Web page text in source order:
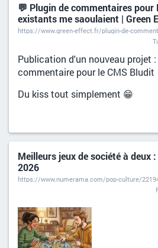
💬 Plugin de commentaires pour
existants me saoulaient | Green
Publication d'un nouveau projet
commentaire pour le CMS Bludit
Du kiss tout simplement 😁
Meilleurs jeux de société à deux
2026
https://www.numerama.com/pop-culture/